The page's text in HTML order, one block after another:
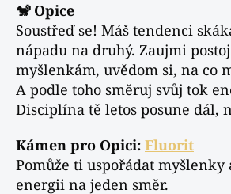
🐒 Opice
Soustřeď se! Máš tendenci
nápadu na druhý. Zaujmi
myšlenkám, uvědom si, na co
A podle toho směruj svůj tok
Disciplína tě letos posune dál,
Kámen pro Opici: Fluorit
Pomůže ti uspořádat myšlenky
energii na jeden směr.